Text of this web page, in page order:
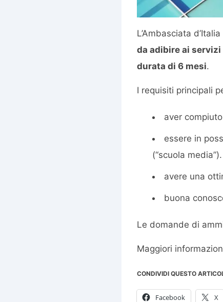
L’Ambasciata
da adibire ai
durata di 6 mesi.
I requisiti principali
aver
essere in
(“scuola media”).
avere una
buona
Le domande di
Maggiori
CONDIVIDI QUESTO
Facebook X